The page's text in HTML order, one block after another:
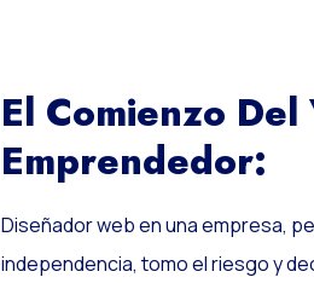
El Comienzo Del
Emprendedor:
Diseñador web en una empresa,
independencia, tomo el riesgo y